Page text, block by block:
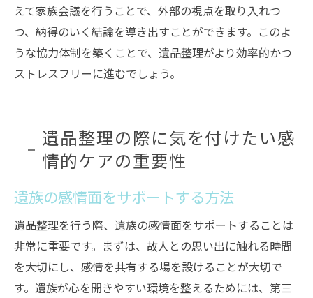
えて家族会議を行うことで、外部の視点を取り入れつ
つ、納得のいく結論を導き出すことができます。このよ
うな協力体制を築くことで、遺品整理がより効率的かつ
ストレスフリーに進むでしょう。
遺品整理の際に気を付けたい感
情的ケアの重要性
遺族の感情面をサポートする方法
遺品整理を行う際、遺族の感情面をサポートすることは
非常に重要です。まずは、故人との思い出に触れる時間
を大切にし、感情を共有する場を設けることが大切で
す。遺族が心を開きやすい環境を整えるためには、第三